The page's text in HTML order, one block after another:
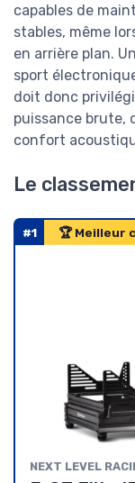
capables de
stables, même
en arrière plan.
sport
doit donc
puissance brute,
confort
Le
#1 🏆 Meilleur
NEXT LEVEL